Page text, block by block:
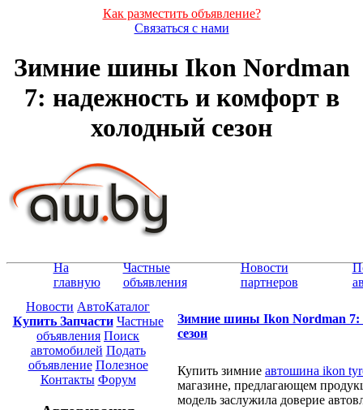
Как разместить объявление?
Связаться с нами
Зимние шины Ikon Nordman
7: надежность и комфорт в
холодный сезон
На
главную
Частные
объявления
Новости
партнеров
Новости АвтоКаталог
Купить Запчасти Частные
объявления Поиск
автомобилей Подать
объявление Полезное
Контакты Форум
Зимние шины Ikon Nordman 7:
сезон
Купить зимние автошина ikon
магазине, предлагающем
модель заслужила доверие